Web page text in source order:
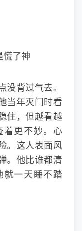
慌了神
没背过气去。
当年灭门时看
住，但越看越
着更不妙。心
。这人表面风
。他比谁都清
就一天睡不踏